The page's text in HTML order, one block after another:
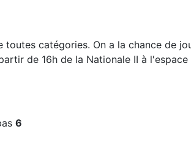
catégories. On a la chance de
de 16h de la Nationale II à
6